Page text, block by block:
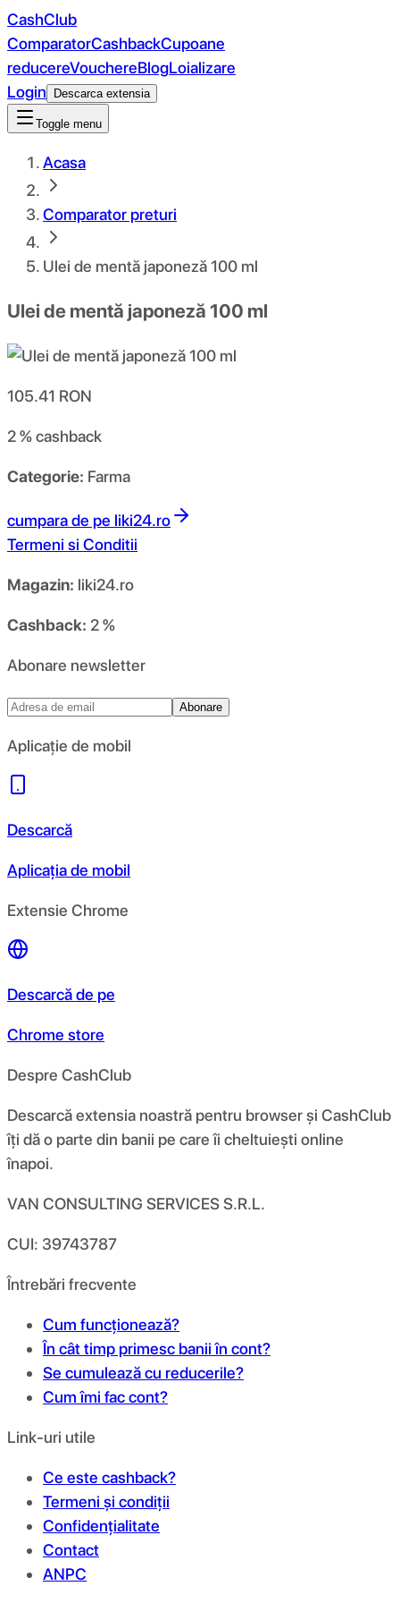
CashClub
ComparatorCashbackCupoane
reducereVouchereBlogLoializare
Login
Descarca extensia
Toggle menu
Acasa
Comparator preturi
Ulei de mentă japoneză 100 ml
Ulei de mentă japoneză 100 ml
105.41 RON
2 %cashback
Categorie: Farma
cumpara de pe liki24.ro
Termeni si Conditii
Magazin: liki24.ro
Cashback: 2 %
Abonare newsletter
Abonare
Aplicație de mobil
Descarcă
Aplicația de mobil
Extensie Chrome
Descarcă de pe
Chrome store
Despre CashClub
Descarcă extensia noastră pentru browser și CashClub
îți dă o parte din banii pe care îi cheltuiești online
înapoi.
VAN CONSULTING SERVICES S.R.L.
CUI: 39743787
Întrebări frecvente
Cum funcționează?
În cât timp primesc banii în cont?
Se cumulează cu reducerile?
Cum îmi fac cont?
Link-uri utile
Ce este cashback?
Termeni și condiții
Confidențialitate
Contact
ANPC